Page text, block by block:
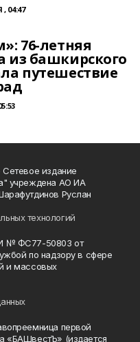
04:47
76-летняя
из башкирского
путешествие
Сетевое издание
учреждена АО ИА
Руслан
технологий
№ ФС77-50803 от
по надзору в сфере
и массовых
первой
«БАШвестЪ» (издается